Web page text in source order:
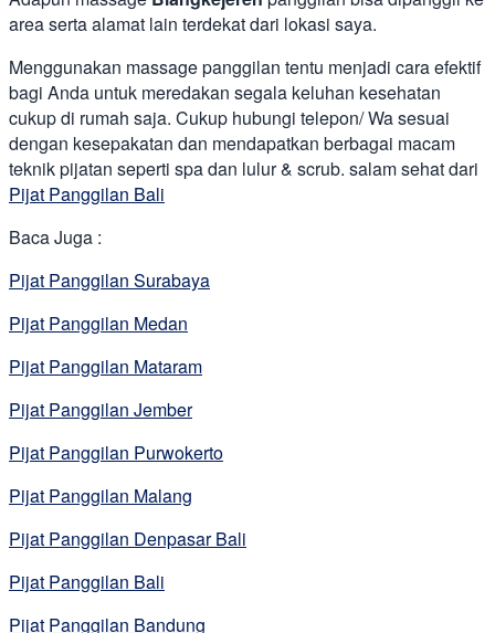
area serta alamat lain terdekat dari lokasi saya.
Menggunakan massage panggilan tentu menjadi cara efektif
bagi Anda untuk meredakan segala keluhan kesehatan
cukup di rumah saja. Cukup hubungi telepon/ Wa sesuai
dengan kesepakatan dan mendapatkan berbagai macam
teknik pijatan seperti spa dan lulur & scrub. salam sehat dari
Pijat Panggilan Bali
Baca Juga :
Pijat Panggilan Surabaya
Pijat Panggilan Medan
Pijat Panggilan Mataram
Pijat Panggilan Jember
Pijat Panggilan Purwokerto
Pijat Panggilan Malang
Pijat Panggilan Denpasar Bali
Pijat Panggilan Bali
Pijat Panggilan Bandung